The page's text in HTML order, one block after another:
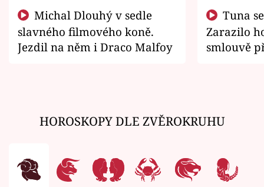
slavného filmového koně.
Jezdil na něm i Draco Malfoy
Zarazilo
smlouvě
HOROSKOPY DLE ZVĚROKRUHU